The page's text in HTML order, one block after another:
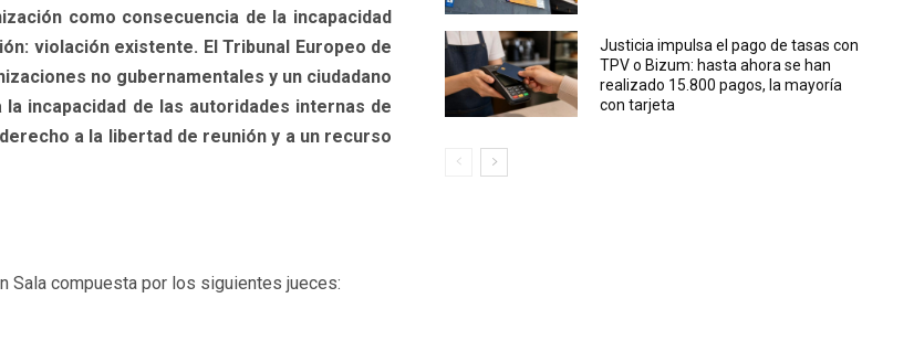
como consecuencia de la incapacidad
violación existente. El Tribunal Europeo de
no gubernamentales y un ciudadano
incapacidad de las autoridades internas de
a la libertad de reunión y a un recurso
Sala compuesta por los siguientes jueces:
Justicia impulsa el pago de tasas con
TPV o Bizum: hasta ahora se han
realizado 15.800 pagos, la mayoría
con tarjeta